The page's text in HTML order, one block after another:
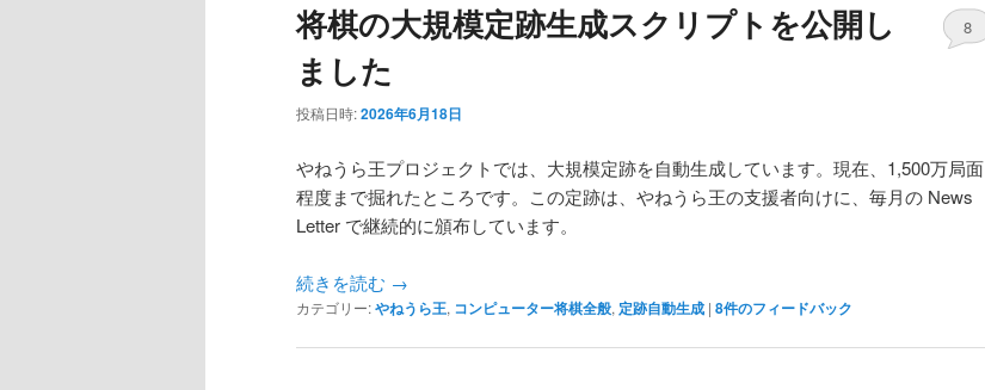
将棋の大規模定跡生成スクリプトを公開し
ました
投稿日時:2026年6月18日
8
やねうら王プロジェクトでは、大規模定跡を自動生成しています。現在、1,500万局面
程度まで掘れたところです。この定跡は、やねうら王の支援者向けに、毎月の News
Letter で継続的に頒布しています。
続きを読む →
カテゴリー:やねうら王, コンピューター将棋全般, 定跡自動生成 | 8件のフィードバック